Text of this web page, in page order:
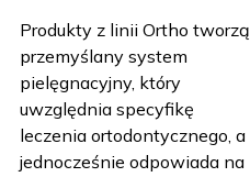
Produkty z linii Ortho tworzą
przemyślany system
pielęgnacyjny, który
uwzględnia specyfikę
leczenia ortodontycznego, a
jednocześnie odpowiada na